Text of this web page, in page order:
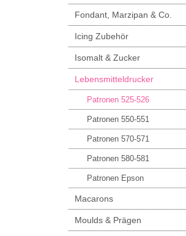
Fondant, Marzipan & Co.
Icing Zubehör
Isomalt & Zucker
Lebensmitteldrucker
Patronen 525-526
Patronen 550-551
Patronen 570-571
Patronen 580-581
Patronen Epson
Macarons
Moulds & Prägen